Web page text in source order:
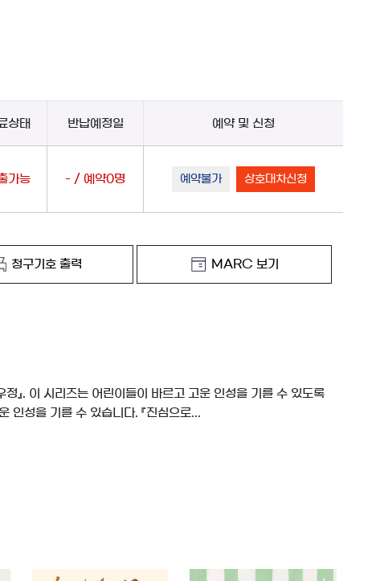
상태 반납예정일 예약 및 신청
가능 - / 예약0명 예약불가 상호대차신청
청구기호 출력 MARC 보기
』. 이 시리즈는 어린이들이 바르고 고운 인성을 기를 수 있도록
인성을 기를 수 있습니다. 『진심으로...